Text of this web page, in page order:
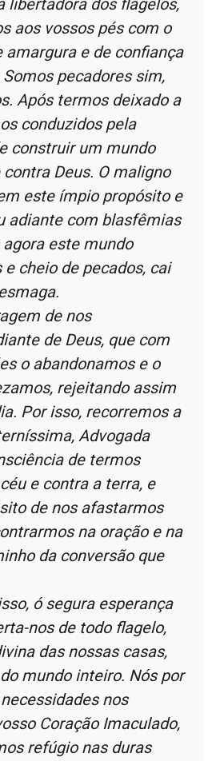
libertadora dos flagelos,
aos vossos pés com o
amargura e de confiança
pecadores sim,
Após termos deixado a
conduzidos pela
construir um mundo
Deus. O maligno
este ímpio propósito e
adiante com blasfêmias
este mundo
cheio de pecados, cai
de nos
de Deus, que com
o abandonamos e o
rejeitando assim
Por isso, recorremos a
Advogada
de termos
e contra a terra, e
de nos afastarmos
na oração e na
da conversão que
ó segura esperança
nos de todo flagelo,
das nossas casas,
mundo inteiro. Nós por
nos
Coração Imaculado,
refúgio nas duras